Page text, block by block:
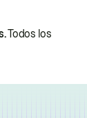
Todos los